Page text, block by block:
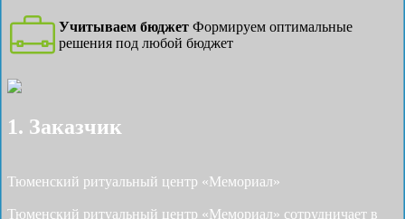
Учитываем бюджет Формируем оптимальные
решения под любой бюджет
1. Заказчик
Тюменский ритуальный центр «Мемориал»
Тюменский ритуальный центр «Мемориал» сотрудничает в